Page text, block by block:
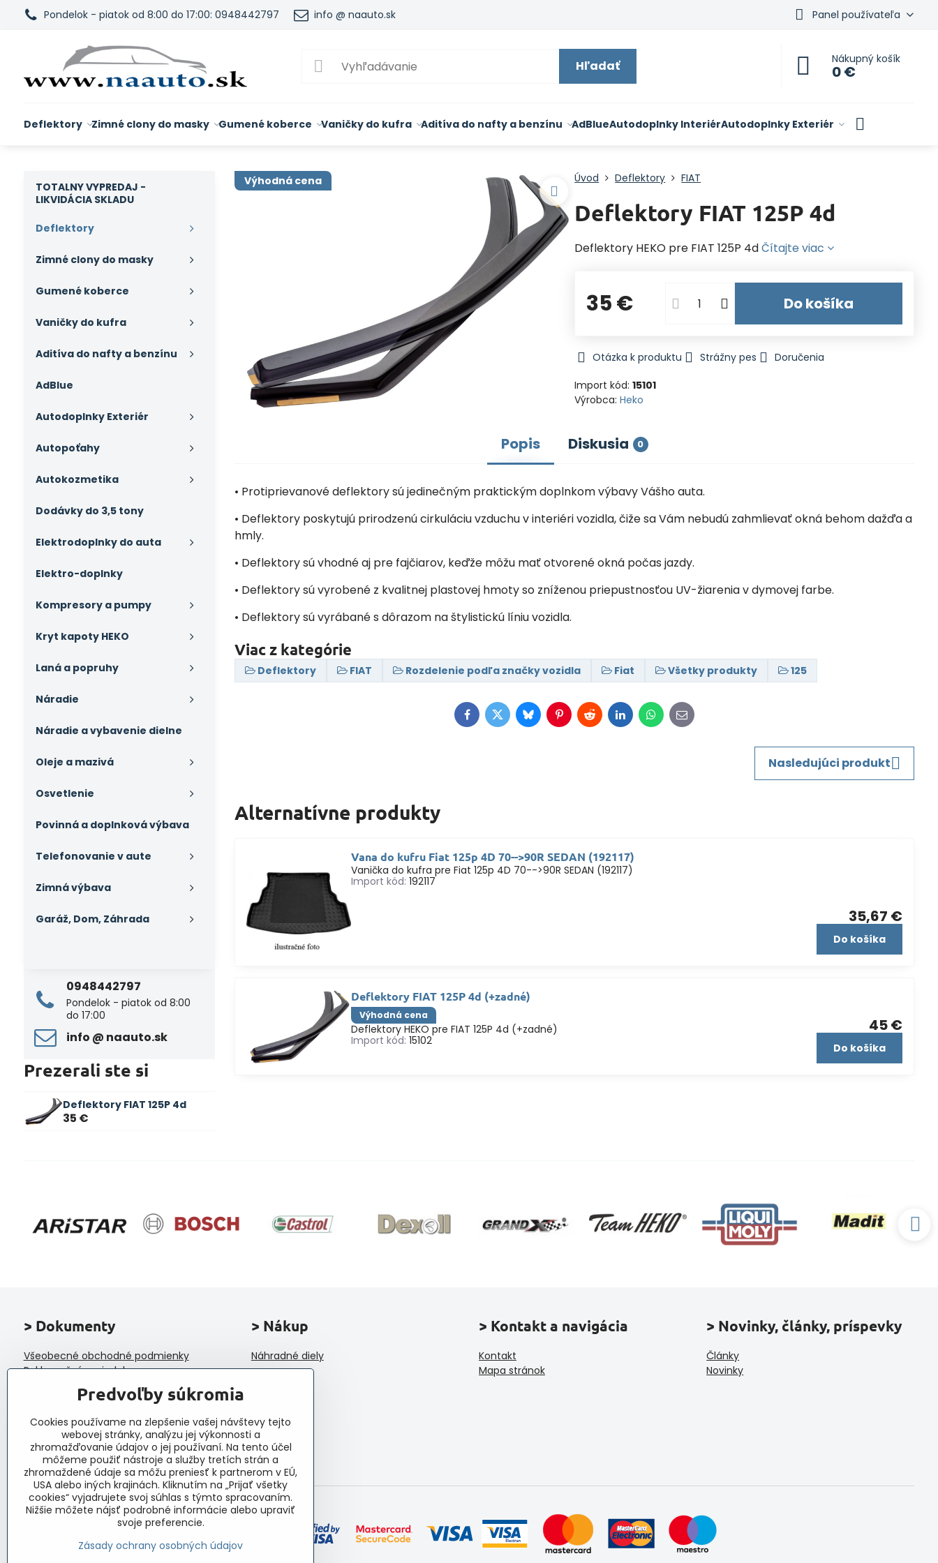
Pondelok - piatok od 8:00 do 17:00: 0948442797 info @ naauto.sk Panel používateľa
Hľadať Nákupný košík
0 €
Deflektory Zimné clony do masky Gumené koberce Vaničky do kufra Aditíva do nafty a benzínu AdBlueAutodoplnky InteriérAutodoplnky Exteriér
Výhodná cena Úvod Deflektory FIAT
Deflektory FIAT 125P 4d
Deflektory HEKO pre FIAT 125P 4dČítajte viac
35 € Do košíka
Otázka k produktu Strážny pes
Doručenia
Import kód:15101
Výrobca:Heko
Popis Diskusia 0
• Protiprievanové deflektory sú jedinečným praktickým doplnkom výbavy Vášho auta.
• Deflektory poskytujú prirodzenú cirkuláciu vzduchu v interiéri vozidla, čiže sa Vám nebudú zahmlievať okná behom dažďa a
hmly.
• Deflektory sú vhodné aj pre fajčiarov, keďže môžu mať otvorené okná počas jazdy.
• Deflektory sú vyrobené z kvalitnej plastovej hmoty so zníženou priepustnosťou UV-žiarenia v dymovej farbe.
• Deflektory sú vyrábané s dôrazom na štylistickú líniu vozidla.
Viac z kategórie
Deflektory FIAT Rozdelenie podľa značky vozidla Fiat Všetky produkty 125
Facebook
TwitterBlueskyPinterest
RedditLinkedInWhatsApp
E-
mail
Nasledujúci produkt
Alternatívne produkty
Vana do kufru Fiat 125p 4D 70-->90R SEDAN (192117)
Vanička do kufra pre Fiat 125p 4D 70-->90R SEDAN (192117)
Import kód: 192117
35,67 €
Do košíka
Deflektory FIAT 125P 4d (+zadné)
Výhodná cena
Deflektory HEKO pre FIAT 125P 4d (+zadné)
Import kód: 15102
45 €
Do košíka
TOTALNY VYPREDAJ -
LIKVIDÁCIA SKLADU
Deflektory
Zimné clony do masky
Gumené koberce
Vaničky do kufra
Aditíva do nafty a benzínu
AdBlue
Autodoplnky Exteriér
Autopoťahy
Autokozmetika
Dodávky do 3,5 tony
Elektrodoplnky do auta
Elektro-doplnky
Kompresory a pumpy
Kryt kapoty HEKO
Laná a popruhy
Náradie
Náradie a vybavenie dielne
Oleje a mazivá
Osvetlenie
Povinná a doplnková výbava
Telefonovanie v aute
Zimná výbava
Garáž, Dom, Záhrada
0948442797
Pondelok - piatok od 8:00
do 17:00
info ​@ naauto​.sk
Prezerali ste si
Deflektory FIAT 125P 4d
35 €
> Dokumenty
Všeobecné obchodné podmienky
Reklamačný poriadok
Ochrana osobných údajov a poučenie o
Reklamačný formulár
Formulár na odstúpenie od zmluvy
Protokol o prijatí a vybavení reklamácie
Veľkoobchod
> Nákup
Náhradné diely
> Kontakt a navigácia
Kontakt
Mapa stránok
> Novinky, články, príspevky
Články
Novinky
Predvoľby súkromia
Cookies používame na zlepšenie vašej návštevy tejto
webovej stránky, analýzu jej výkonnosti a
zhromažďovanie údajov o jej používaní. Na tento účel
môžeme použiť nástroje a služby tretích strán a
zhromaždené údaje sa môžu preniesť k partnerom v EÚ,
USA alebo iných krajinách. Kliknutím na „Prijať všetky
cookies“ vyjadrujete svoj súhlas s týmto spracovaním.
Nižšie môžete nájsť podrobné informácie alebo upraviť
svoje preferencie.
Zásady ochrany osobných údajov